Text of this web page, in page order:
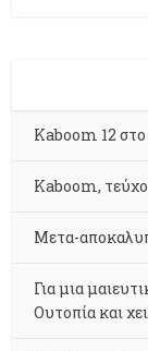
Kaboom 12
Kaboom,
Μετα-
Για μια
Ουτοπία και